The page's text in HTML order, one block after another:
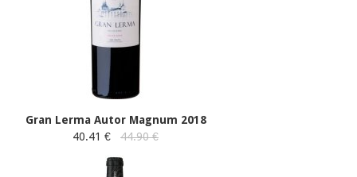
Gran Lerma Autor Magnum 2018
40.41 €
44.90 €